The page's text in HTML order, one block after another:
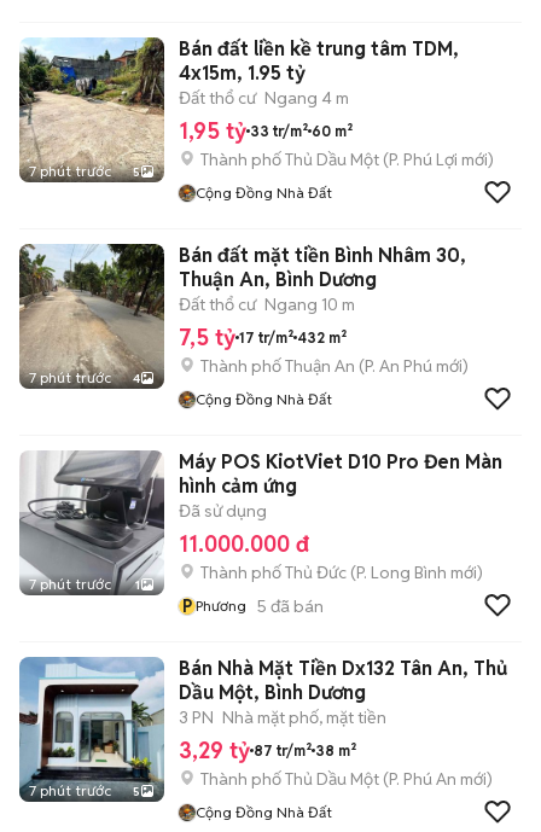
7 phút trước 5
Bán đất liền kề trung tâm TDM,
4x15m, 1.95 tỷ
Đất thổ cư Ngang 4 m
1,95 tỷ 33 tr/m² 60 m²
Thành phố Thủ Dầu Một (P. Phú Lợi mới)
Cộng Đồng Nhà Đất
7 phút trước 4
Bán đất mặt tiền Bình Nhâm 30,
Thuận An, Bình Dương
Đất thổ cư Ngang 10 m
7,5 tỷ 17 tr/m² 432 m²
Thành phố Thuận An (P. An Phú mới)
Cộng Đồng Nhà Đất
7 phút trước 1
Máy POS KiotViet D10 Pro Đen Màn
hình cảm ứng
Đã sử dụng
11.000.000 đ
Thành phố Thủ Đức (P. Long Bình mới)
P Phương 5 đã bán
7 phút trước 5
Bán Nhà Mặt Tiền Dx132 Tân An, Thủ
Dầu Một, Bình Dương
3 PN Nhà mặt phố, mặt tiền
3,29 tỷ 87 tr/m² 38 m²
Thành phố Thủ Dầu Một (P. Phú An mới)
Cộng Đồng Nhà Đất